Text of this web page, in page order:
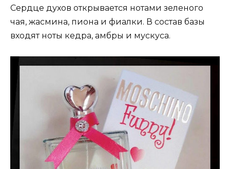
Сердце духов открывается нотами зеленого
чая, жасмина, пиона и фиалки. В состав базы
входят ноты кедра, амбры и мускуса.